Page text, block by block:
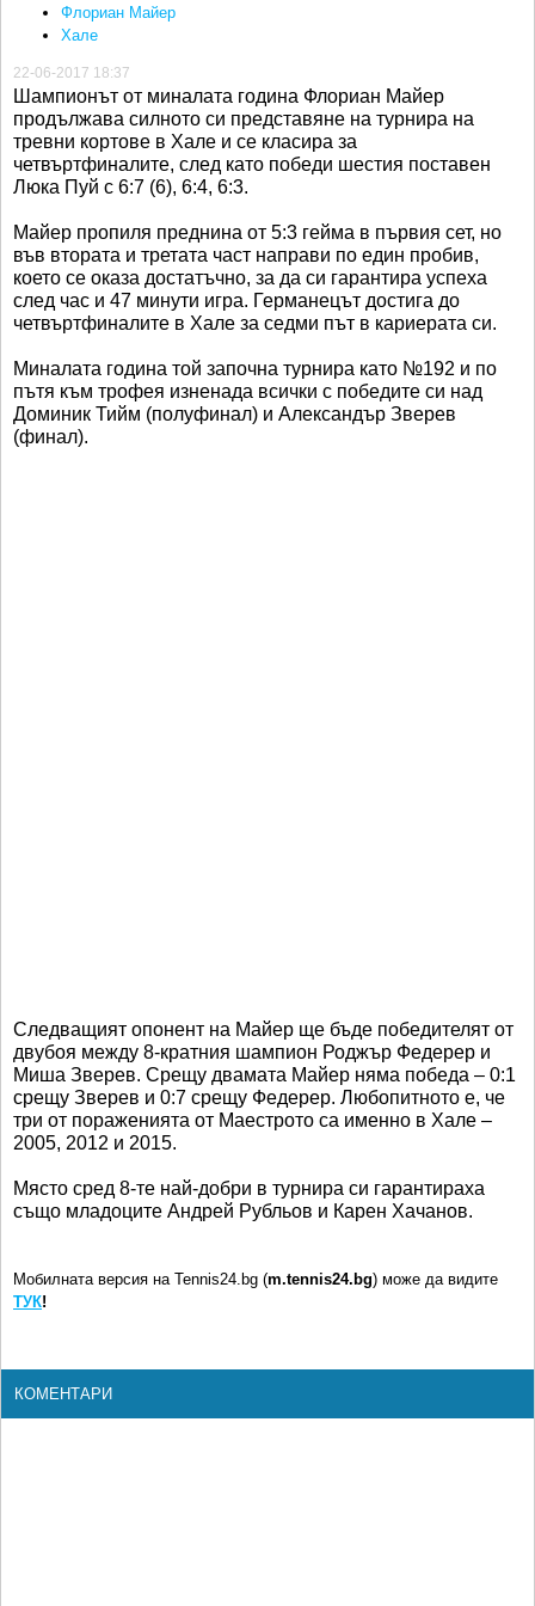
Флориан Майер
Хале
22-06-2017 18:37
Шампионът от миналата година Флориан Майер
продължава силното си представяне на турнира на
тревни кортове в Хале и се класира за
четвъртфиналите, след като победи шестия поставен
Люка Пуй с 6:7 (6), 6:4, 6:3.
Майер пропиля преднина от 5:3 гейма в първия сет, но
във втората и третата част направи по един пробив,
което се оказа достатъчно, за да си гарантира успеха
след час и 47 минути игра. Германецът достига до
четвъртфиналите в Хале за седми път в кариерата си.
Миналата година той започна турнира като №192 и по
пътя към трофея изненада всички с победите си над
Доминик Тийм (полуфинал) и Александър Зверев
(финал).
Следващият опонент на Майер ще бъде победителят от
двубоя между 8-кратния шампион Роджър Федерер и
Миша Зверев. Срещу двамата Майер няма победа – 0:1
срещу Зверев и 0:7 срещу Федерер. Любопитното е, че
три от пораженията от Маестрото са именно в Хале –
2005, 2012 и 2015.
Място сред 8-те най-добри в турнира си гарантираха
също младоците Андрей Рубльов и Карен Хачанов.
Мобилната версия на Tennis24.bg (m.tennis24.bg) може да видите
ТУК!
КОМЕНТАРИ